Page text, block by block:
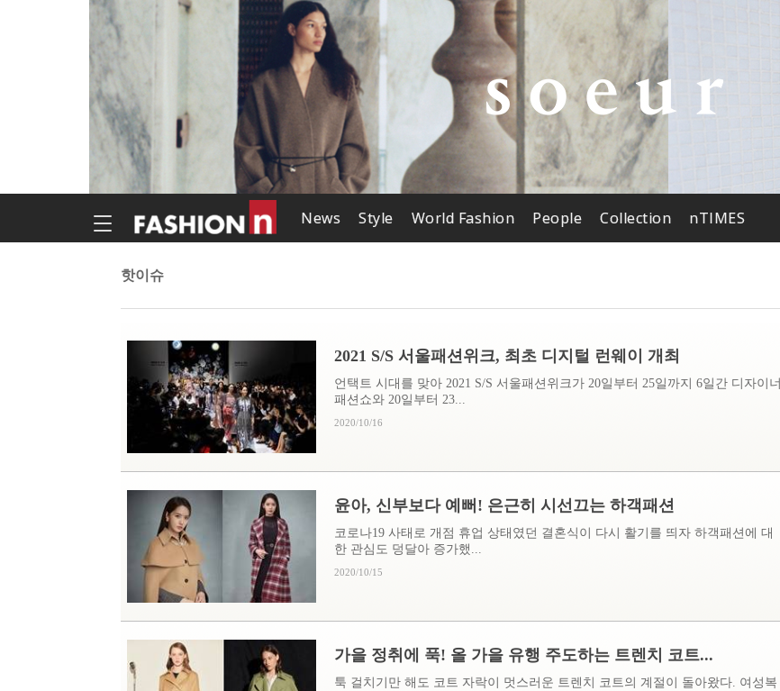
News Style World Fashion People Collection nTIMES
핫이슈
2021 S/S 서울패션위크, 최초 디지털 런웨이 개최
언택트 시대를 맞아 2021 S/S 서울패션위크가 20일부터 25일까지 6일간 디자이너
패션쇼와 20일부터 23...
2020/10/16
윤아, 신부보다 예뻐! 은근히 시선끄는 하객패션
코로나19 사태로 개점 휴업 상태였던 결혼식이 다시 활기를 띄자 하객패션에 대
한 관심도 덩달아 증가했...
2020/10/15
가을 정취에 푹! 올 가을 유행 주도하는 트렌치 코트...
툭 걸치기만 해도 코트 자락이 멋스러운 트렌치 코트의 계절이 돌아왔다. 여성복